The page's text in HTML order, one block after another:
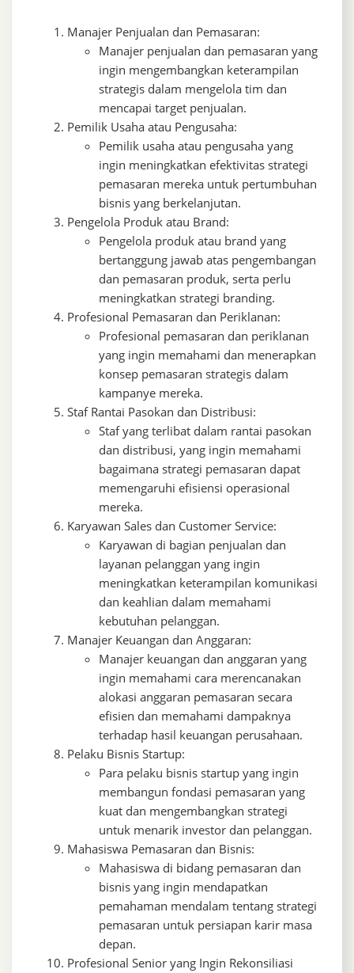
Manajer Penjualan dan Pemasaran:
Manajer penjualan dan pemasaran yang
ingin mengembangkan keterampilan
strategis dalam mengelola tim dan
mencapai target penjualan.
Pemilik Usaha atau Pengusaha:
Pemilik usaha atau pengusaha yang
ingin meningkatkan efektivitas strategi
pemasaran mereka untuk pertumbuhan
bisnis yang berkelanjutan.
Pengelola Produk atau Brand:
Pengelola produk atau brand yang
bertanggung jawab atas pengembangan
dan pemasaran produk, serta perlu
meningkatkan strategi branding.
Profesional Pemasaran dan Periklanan:
Profesional pemasaran dan periklanan
yang ingin memahami dan menerapkan
konsep pemasaran strategis dalam
kampanye mereka.
Staf Rantai Pasokan dan Distribusi:
Staf yang terlibat dalam rantai pasokan
dan distribusi, yang ingin memahami
bagaimana strategi pemasaran dapat
memengaruhi efisiensi operasional
mereka.
Karyawan Sales dan Customer Service:
Karyawan di bagian penjualan dan
layanan pelanggan yang ingin
meningkatkan keterampilan komunikasi
dan keahlian dalam memahami
kebutuhan pelanggan.
Manajer Keuangan dan Anggaran:
Manajer keuangan dan anggaran yang
ingin memahami cara merencanakan
alokasi anggaran pemasaran secara
efisien dan memahami dampaknya
terhadap hasil keuangan perusahaan.
Pelaku Bisnis Startup:
Para pelaku bisnis startup yang ingin
membangun fondasi pemasaran yang
kuat dan mengembangkan strategi
untuk menarik investor dan pelanggan.
Mahasiswa Pemasaran dan Bisnis:
Mahasiswa di bidang pemasaran dan
bisnis yang ingin mendapatkan
pemahaman mendalam tentang strategi
pemasaran untuk persiapan karir masa
depan.
Profesional Senior yang Ingin Rekonsiliasi